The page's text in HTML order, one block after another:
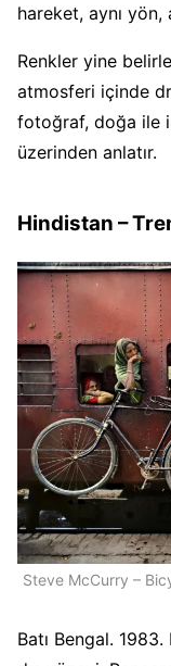
hareket, aynı yön,
Renkler yine
atmosferi içinde
fotoğraf, doğa ile
üzerinden anlatır.
Hindistan –
Steve McCurry –
Batı Bengal.